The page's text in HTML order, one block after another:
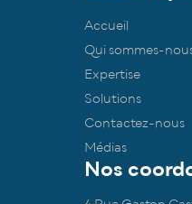
Accueil
Qui sommes-
Expertise
Solutions
Contactez-nous
Médias
Nos